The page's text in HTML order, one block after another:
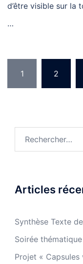
d’être visible sur la
…
Pagination
1 2
Articles
Synthèse Texte
Soirée
Projet « Capsules